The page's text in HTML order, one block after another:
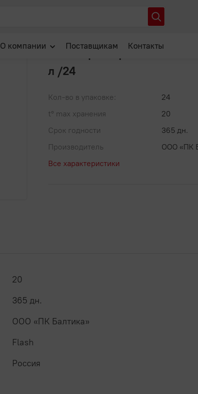
О компании
Популярные вопросы
Поставщикам Контакты
Flash Up Энергия Bubble
л /24
Кол-во в упаковке:
24
t° max хранения
20
Срок годности
365 дн.
Производитель
ООО «ПК
Все характеристики
20
365 дн.
ООО «ПК Балтика»
Flash
Россия